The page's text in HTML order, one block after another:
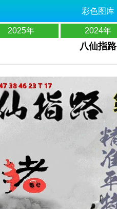
彩色图库
2025年 2024年
八仙指路